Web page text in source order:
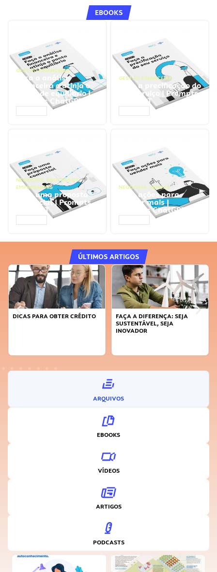
EBOOKS
GESTÃO FINANCEIRA
Faça a análise
financeira e atinja o
ponto de equilíbrio |
Prompts ChatGPT
GESTÃO FINANCEIRA
Faça a precificação do
seu serviço | Prompts
ChatGPT
NEGÓCIOS, PROCESSOS
EMPRESARIAIS
Faça uma proposta
comercial | Prompts
ChatGPT
NEGÓCIOS, VENDAS
Faça ações para
vender mais |
Prompts ChatGPT
ÚLTIMOS ARTIGOS
DICAS PARA OBTER CRÉDITO
FAÇA A DIFERENÇA: SEJA
SUSTENTÁVEL, SEJA
INOVADOR
ARQUIVOS
EBOOKS
VÍDEOS
ARTIGOS
PODCASTS